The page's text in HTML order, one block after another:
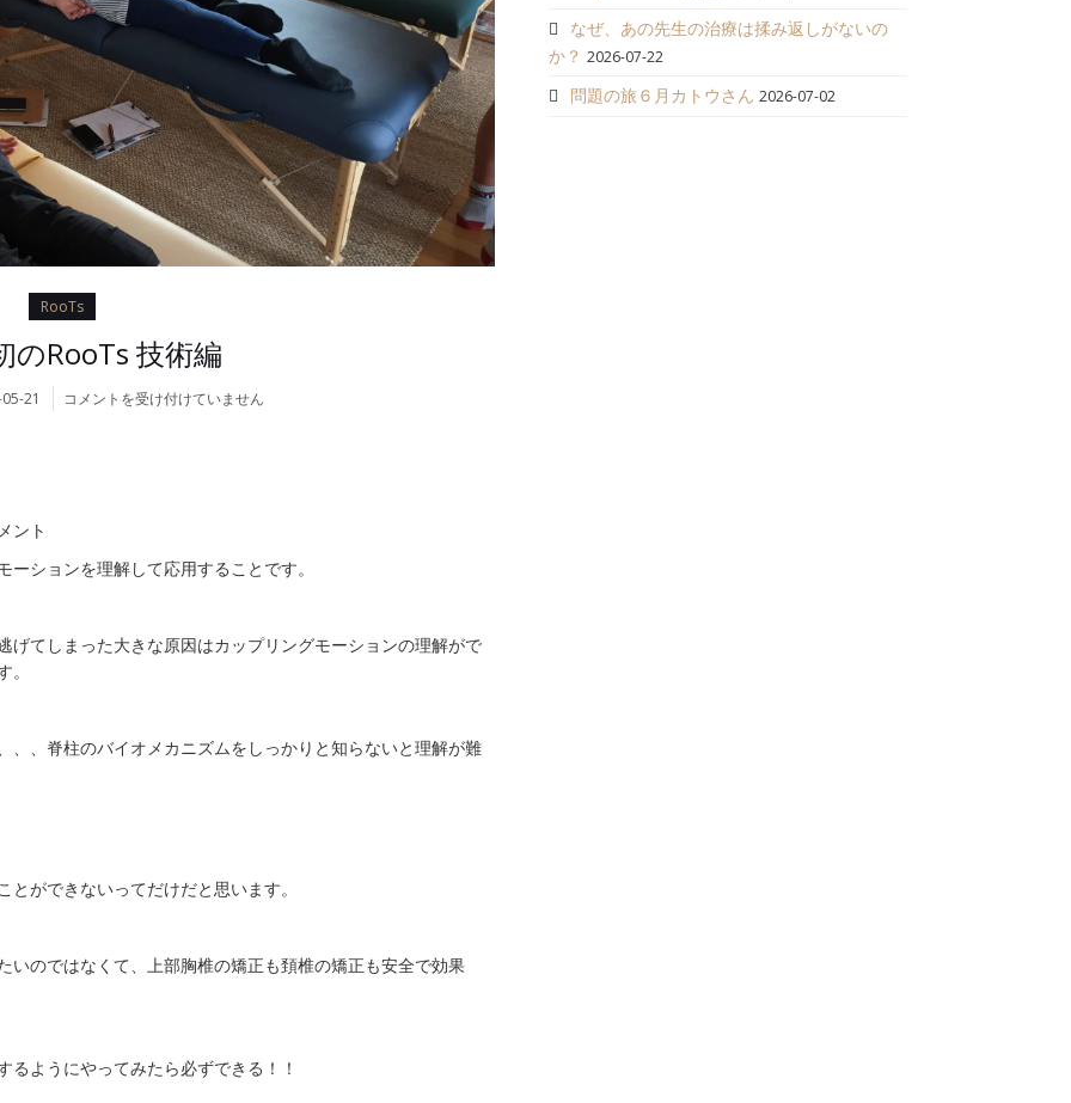
RooTs
のRooTs 技術編
21
令
編
コメントを受け付けていません
ント
ションを理解して応用することです。
げてしまった大きな原因はカップリングモーションの理解がで
、、脊柱のバイオメカニズムをしっかりと知らないと理解が難
ができないってだけだと思います。
いのではなくて、上部胸椎の矯正も頚椎の矯正も安全で効果
ようにやってみたら必ずできる！！
なぜ、あの先生の治療は揉み返しがないの
か？ 2026-07-22
問題の旅６月カトウさん 2026-07-02